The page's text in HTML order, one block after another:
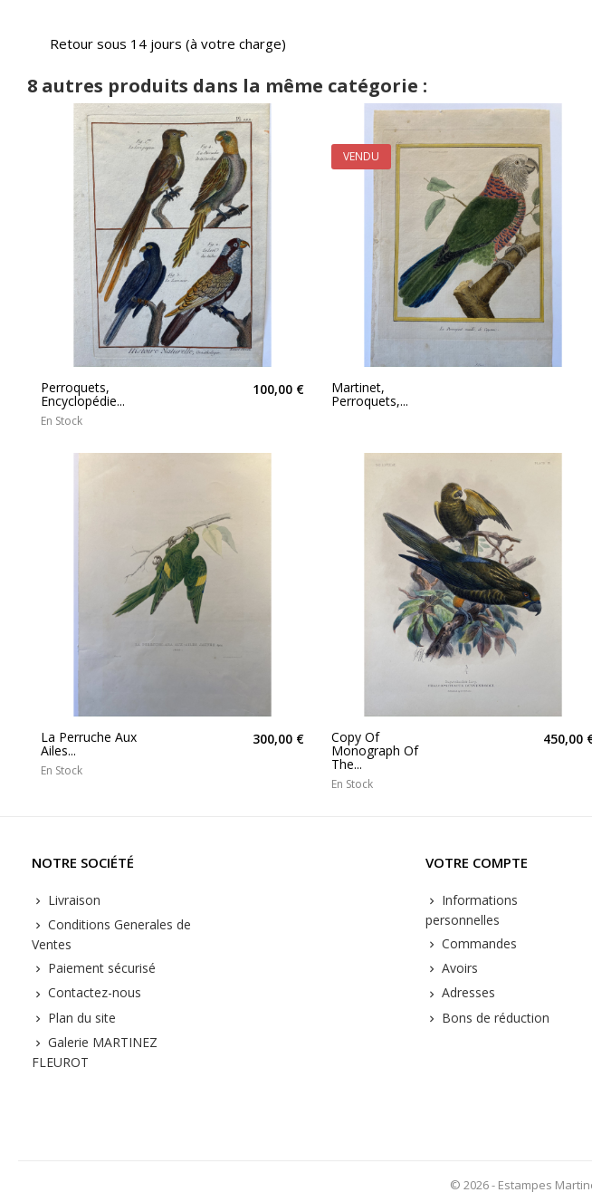
Retour sous 14 jours (à votre charge)
8 autres produits dans la même catégorie :
Perroquets,
Encyclopédie...
100,00 €
En Stock
Martinet,
Perroquets,...
VENDU
La Perruche Aux
Ailes...
300,00 €
En Stock
Copy Of
Monograph Of
The...
450,00
En Stock
NOTRE SOCIÉTÉ
Livraison
Conditions Generales de
Ventes
Paiement sécurisé
Contactez-nous
Plan du site
Galerie MARTINEZ
FLEUROT
VOTRE COMPTE
Informations
personnelles
Commandes
Avoirs
Adresses
Bons de réduction
© 2026 - Estampes